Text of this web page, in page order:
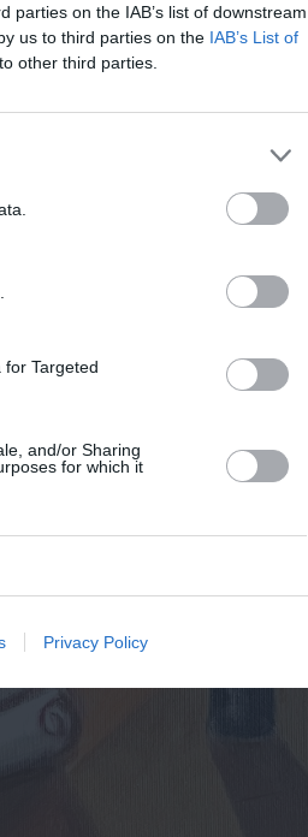
parties on the IAB’s list of downstream
us to third parties on the IAB’s List of
other third parties.
Targeted
and/or Sharing
for which it
Privacy Policy